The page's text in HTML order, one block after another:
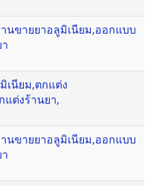
นขายยาอลูมิเนียม,ออกแบบ
เนียม,ตกแต่ง
ต่งร้านยา,
นขายยาอลูมิเนียม,ออกแบบ